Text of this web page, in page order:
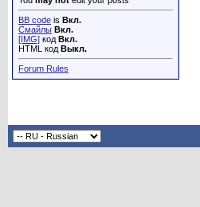
BB code is Вкл.
Смайлы Вкл.
[IMG] код Вкл.
HTML код Выкл.
Forum Rules